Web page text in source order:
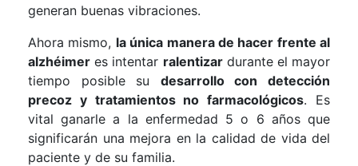
generan buenas vibraciones.
Ahora mismo, la única manera de hacer frente al
alzhéimer es intentar ralentizardurante el mayor
tiempo posible su desarrollo con detección
precoz y tratamientos no farmacológicos. Es
vital ganarle a la enfermedad 5 o 6 años que
significarán una mejora en la calidad de vida del
paciente y de su familia.